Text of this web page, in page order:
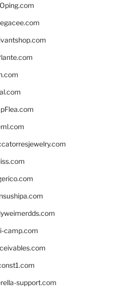
camp.com
support.com